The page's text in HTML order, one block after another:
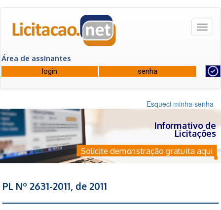
Área de assinantes
Esqueci minha senha
Informativo de
Licitações
Solicite demonstração gratuita aqui
PL Nº 2631-2011, de 2011